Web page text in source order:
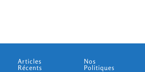
Articles
Récents
Nos
Politiques